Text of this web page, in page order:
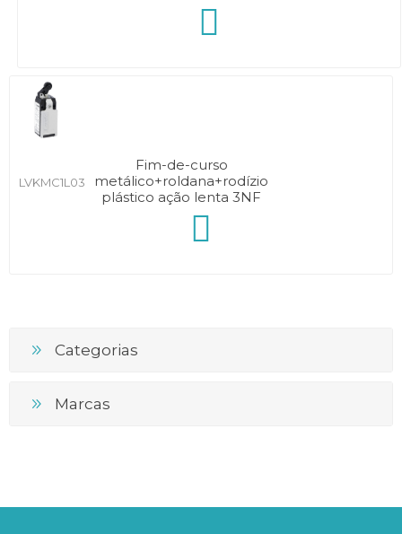
LVKMC1L03
Fim-de-curso
metálico+roldana+rodízio
plástico ação lenta 3NF
Categorias
Marcas